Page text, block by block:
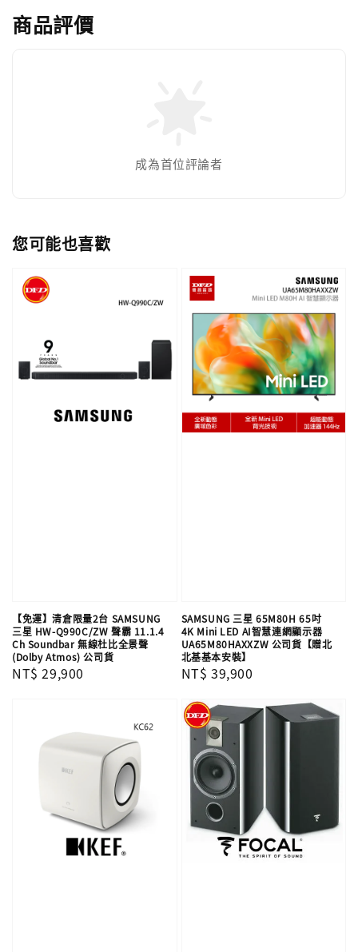
商品評價
成為首位評論者
您可能也喜歡
【免運】清倉限量2台 SAMSUNG
三星 HW-Q990C/ZW 聲霸 11.1.4
Ch Soundbar 無線杜比全景聲
(Dolby Atmos) 公司貨
Regular
NT$ 29,900
SAMSUNG 三星 65M80H 65吋
4K Mini LED AI智慧連網顯示器
UA65M80HAXXZW 公司貨【贈北
北基基本安裝】
Regular
NT$ 39,900